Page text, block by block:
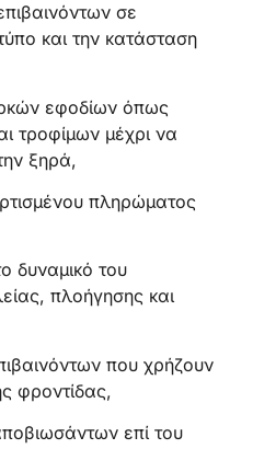
σε
και την κατάσταση
εφοδίων όπως
τροφίμων μέχρι να
ξηρά,
πληρώματος
δυναμικό του
πλοήγησης και
που χρήζουν
φροντίδας,
επί του